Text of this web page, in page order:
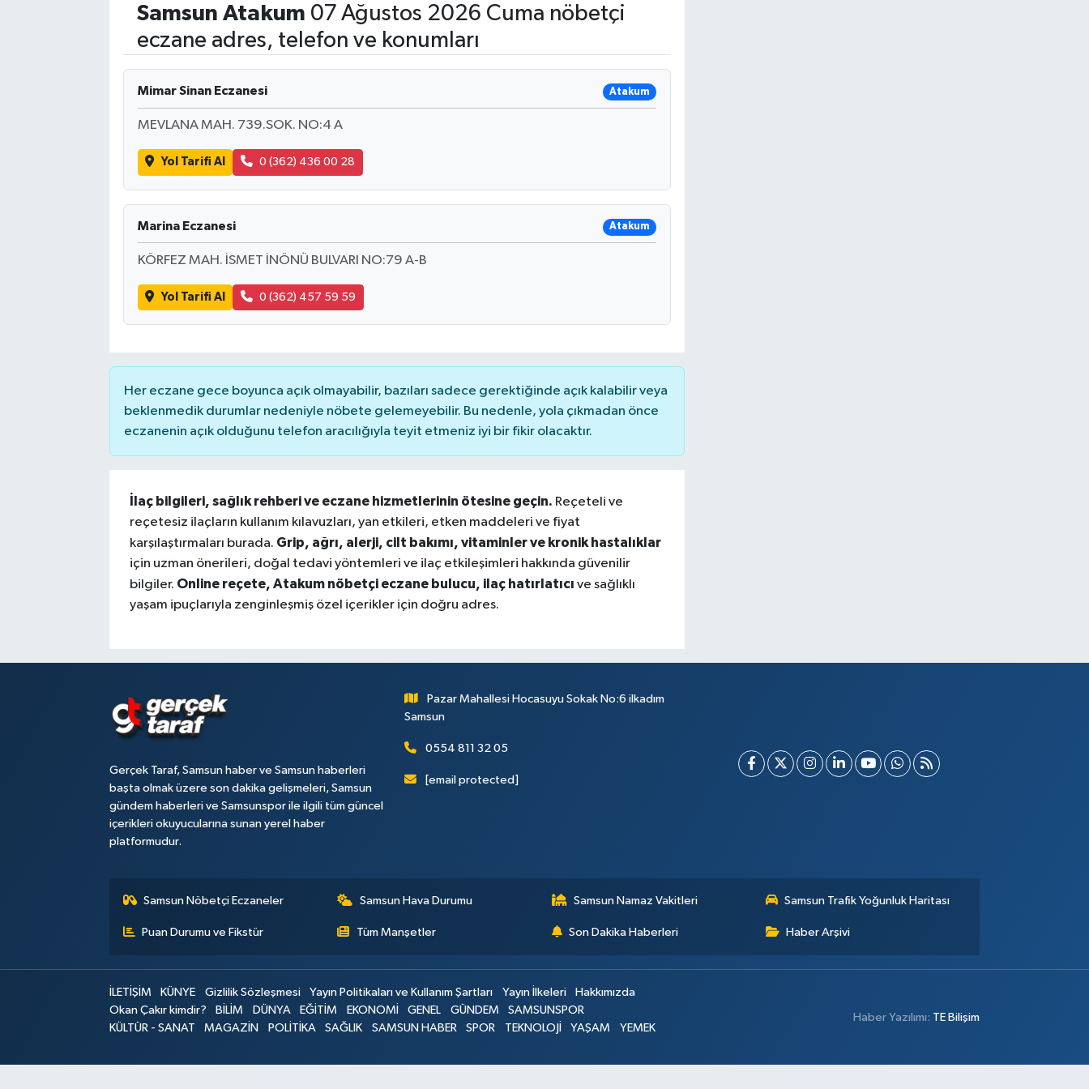
Samsun Atakum 07 Ağustos 2026 Cuma nöbetçi
eczane adres, telefon ve konumları
Mimar Sinan Eczanesi Atakum
MEVLANA MAH. 739.SOK. NO:4 A
Yol Tarifi Al 0 (362) 436 00 28
Marina Eczanesi Atakum
KÖRFEZ MAH. İSMET İNÖNÜ BULVARI NO:79 A-B
Yol Tarifi Al 0 (362) 457 59 59
Her eczane gece boyunca açık olmayabilir, bazıları sadece gerektiğinde açık kalabilir veya
beklenmedik durumlar nedeniyle nöbete gelemeyebilir. Bu nedenle, yola çıkmadan önce
eczanenin açık olduğunu telefon aracılığıyla teyit etmeniz iyi bir fikir olacaktır.
İlaç bilgileri, sağlık rehberi ve eczane hizmetlerinin ötesine geçin. Reçeteli ve
reçetesiz ilaçların kullanım kılavuzları, yan etkileri, etken maddeleri ve fiyat
karşılaştırmaları burada. Grip, ağrı, alerji, cilt bakımı, vitaminler ve kronik hastalıklar
için uzman önerileri, doğal tedavi yöntemleri ve ilaç etkileşimleri hakkında güvenilir
bilgiler. Online reçete, Atakum nöbetçi eczane bulucu, ilaç hatırlatıcı ve sağlıklı
yaşam ipuçlarıyla zenginleşmiş özel içerikler için doğru adres.
Gerçek Taraf, Samsun haber ve Samsun haberleri
başta olmak üzere son dakika gelişmeleri, Samsun
gündem haberleri ve Samsunspor ile ilgili tüm güncel
içerikleri okuyucularına sunan yerel haber
platformudur.
Pazar Mahallesi Hocasuyu Sokak No:6 ilkadım
Samsun
0554 811 32 05
[email protected]
Samsun Nöbetçi Eczaneler Samsun Hava Durumu Samsun Namaz Vakitleri Samsun Trafik Yoğunluk Haritası
Puan Durumu ve Fikstür Tüm Manşetler Son Dakika Haberleri Haber Arşivi
İLETİŞİM KÜNYE Gizlilik Sözleşmesi Yayın Politikaları ve Kullanım Şartları Yayın İlkeleri
Hakkımızda
Okan Çakır kimdir?
BİLİM DÜNYA EĞİTİM EKONOMİ GENEL GÜNDEM
SAMSUNSPOR
KÜLTÜR - SANAT
MAGAZİN POLİTİKA SAĞLIK SAMSUN HABER SPOR TEKNOLOJİ YAŞAM YEMEK
Haber Yazılımı: TE Bilişim